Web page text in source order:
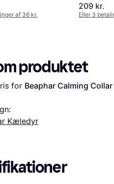
af 36 kr.
209 kr.
Eller 3
produktet
for Beaphar Calming Collar
Kæledyr